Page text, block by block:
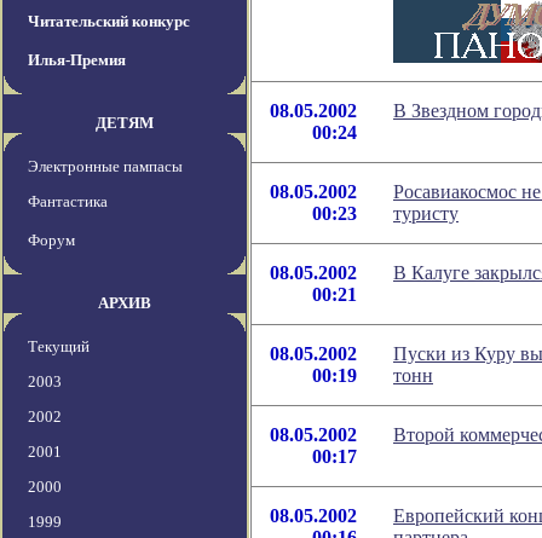
Читательский конкурс
Илья-Премия
ДЕТЯМ
Электронные пампасы
Фантастика
Форум
АРХИВ
Текущий
2003
2002
2001
2000
1999
08.05.2002
00:24
В Звездном
08.05.2002
00:23
Росавиакосмос
туристу
08.05.2002
00:21
В Калуге
08.05.2002
00:19
Пуски из Куру
тонн
08.05.2002
00:17
Второй
08.05.2002
Европейский